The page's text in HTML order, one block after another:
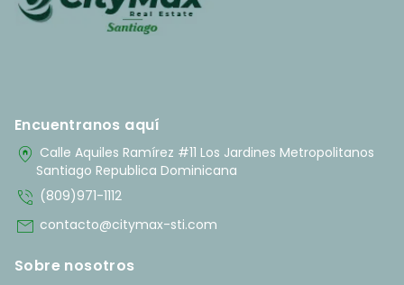
Encuentranos aquí
home_pin Calle Aquiles Ramírez #11 Los Jardines Metropolitanos
Santiago Republica Dominicana
phone_in_talk (809)971-1112
mail contacto@citymax-sti.com
Sobre nosotros